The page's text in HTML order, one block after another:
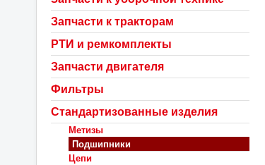
я
Запчасти к тракторам
РТИ и ремкомплекты
Запчасти двигателя
Фильтры
Стандартизованные изделия
Метизы
Подшипники
Цепи